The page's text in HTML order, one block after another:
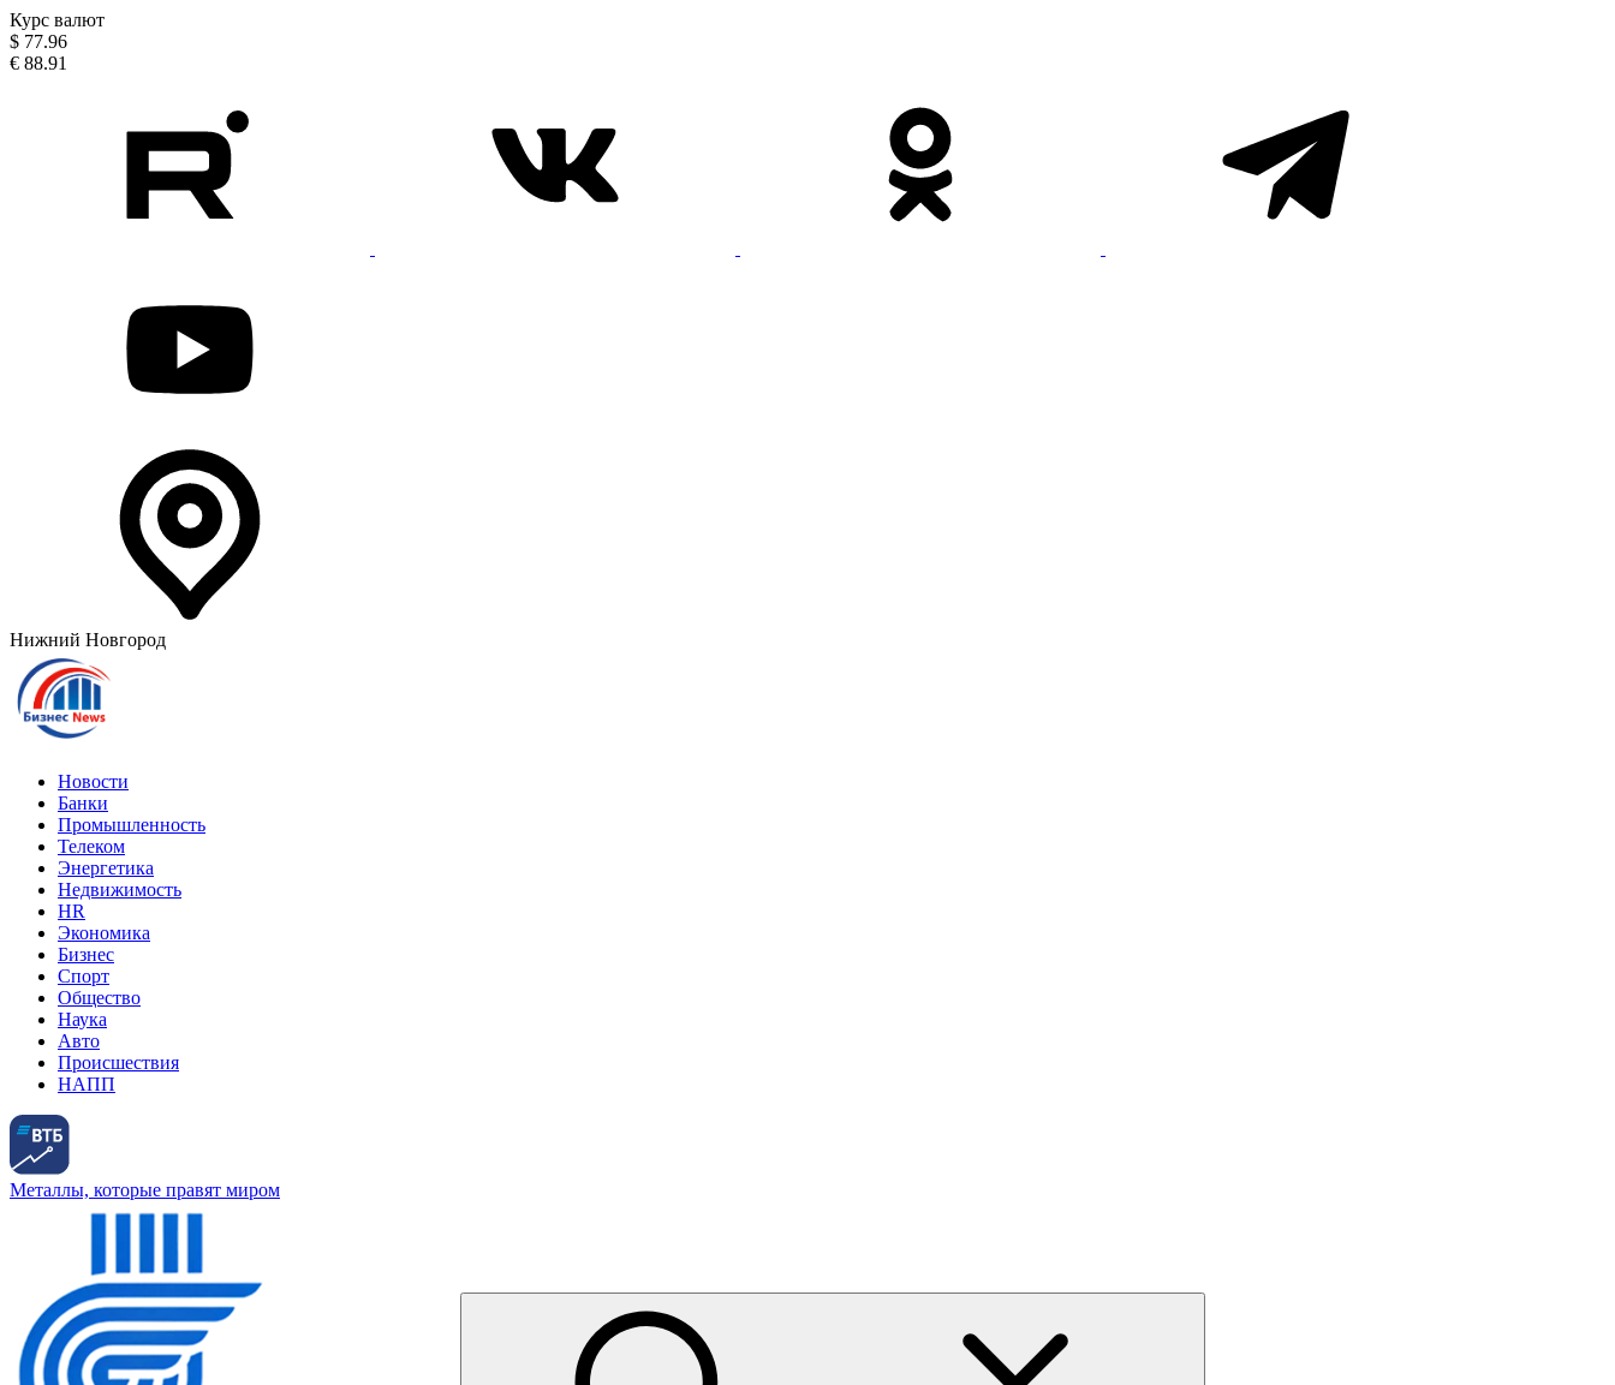
Курс валют
$ 77.96
€ 88.91
Нижний Новгород
Новости
Банки
Промышленность
Телеком
Энергетика
Недвижимость
HR
Экономика
Бизнес
Спорт
Общество
Наука
Авто
Происшествия
НАПП
Металлы, которые правят миром